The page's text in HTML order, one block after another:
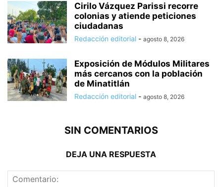
Cirilo Vázquez Parissi recorre
colonias y atiende peticiones
ciudadanas
Redacción editorial - agosto 8, 2026
Exposición de Módulos Militares
más cercanos con la población
de Minatitlán
Redacción editorial - agosto 8, 2026
SIN COMENTARIOS
DEJA UNA RESPUESTA